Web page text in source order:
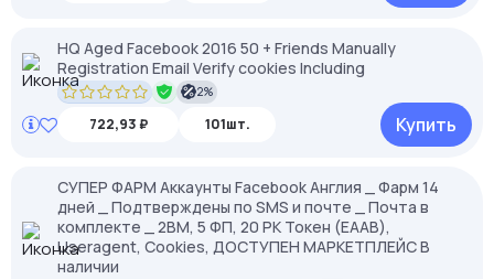
HQ Aged Facebook 2016 50 + Friends Manually
Registration Email Verify cookies Including
2%
722,93 ₽ 101шт. Купить
СУПЕР ФАРМ Аккаунты Facebook Англия _ Фарм 14
дней _ Подтверждены по SMS и почте _ Почта в
комплекте _ 2BM, 5 ФП, 20 РК Токен (EAAB),
Useragent, Cookies, ДОСТУПЕН МАРКЕТПЛЕЙС В
наличии